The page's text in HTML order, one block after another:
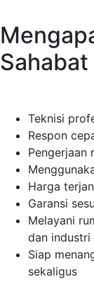
Teknisi
Respon
Pengerjaan
Harga
Garansi
Melayani
dan industri
Siap
sekaligus